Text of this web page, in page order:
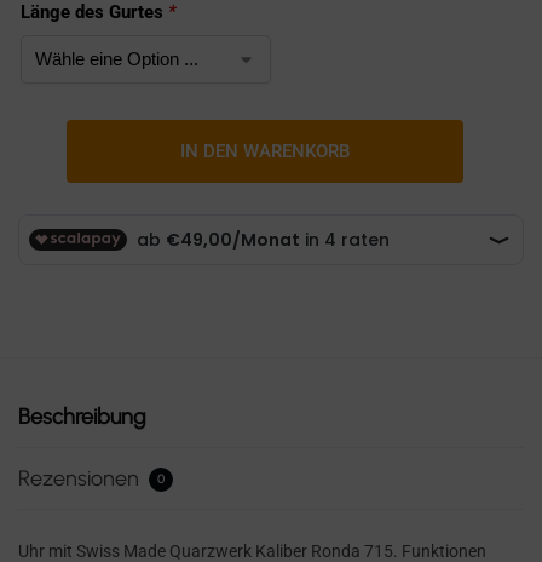
Länge des Gurtes *
IN DEN WARENKORB
Beschreibung
Rezensionen 0
Uhr mit Swiss Made Quarzwerk Kaliber Ronda 715. Funktionen